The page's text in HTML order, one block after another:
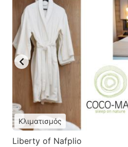
Κλιματισμός
Liberty of Nafplio